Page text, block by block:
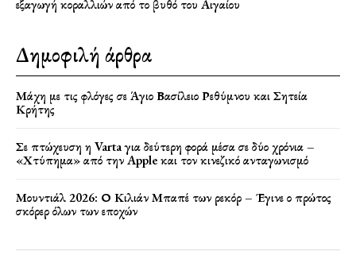
εξαγωγή κοραλλιών από το βυθό του Αιγαίου
Δημοφιλή άρθρα
Μάχη με τις φλόγες σε Άγιο Βασίλειο Ρεθύμνου και Σητεία
Κρήτης
Σε πτώχευση η Varta για δεύτερη φορά μέσα σε δύο χρόνια –
«Χτύπημα» από την Apple και τον κινεζικό ανταγωνισμό
Μουντιάλ 2026: Ο Κιλιάν Μπαπέ των ρεκόρ – Έγινε ο πρώτος
σκόρερ όλων των εποχών